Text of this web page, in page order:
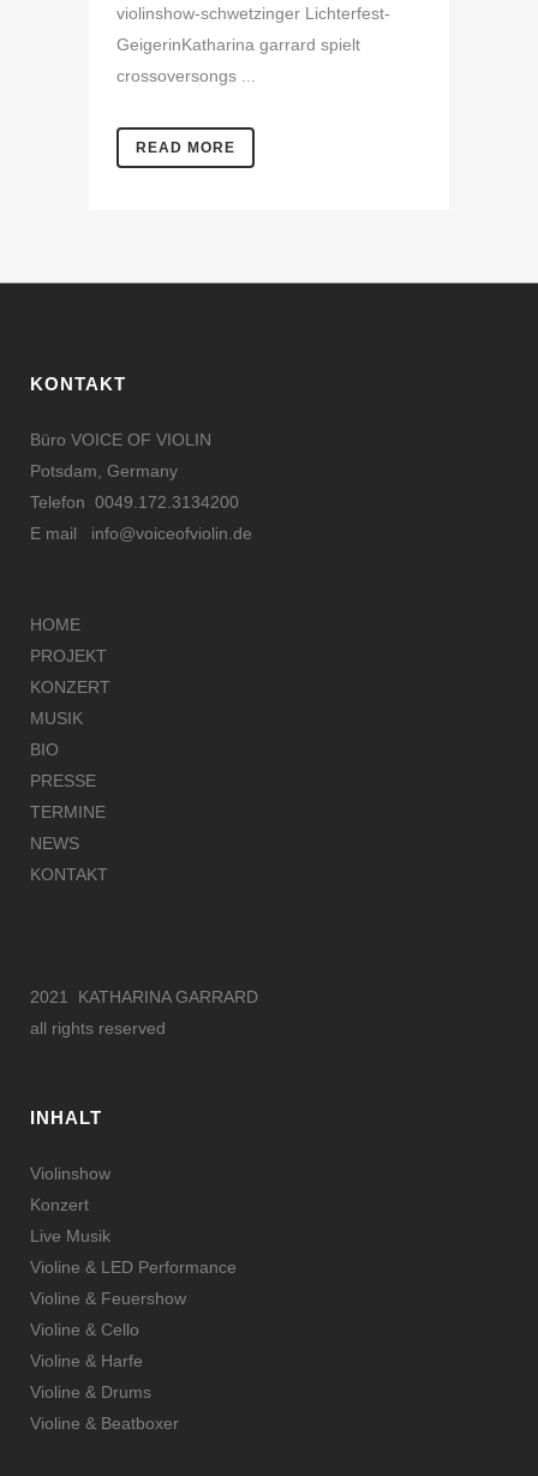
violinshow-schwetzinger Lichterfest-
GeigerinKatharina garrard spielt
crossoversongs ...
READ MORE
KONTAKT
Büro VOICE OF VIOLIN
Potsdam, Germany
Telefon 0049.172.3134200
E mail info@voiceofviolin.de
HOME
PROJEKT
KONZERT
MUSIK
BIO
PRESSE
TERMINE
NEWS
KONTAKT
2021 KATHARINA GARRARD
all rights reserved
INHALT
Violinshow
Konzert
Live Musik
Violine & LED Performance
Violine & Feuershow
Violine & Cello
Violine & Harfe
Violine & Drums
Violine & Beatboxer